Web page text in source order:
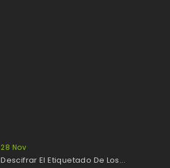
28 Nov
Descifrar El Etiquetado De Los...